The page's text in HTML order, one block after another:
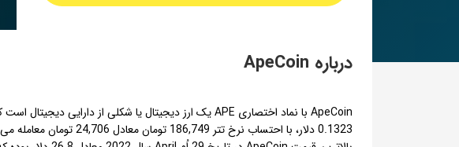
درباره ApeCoin